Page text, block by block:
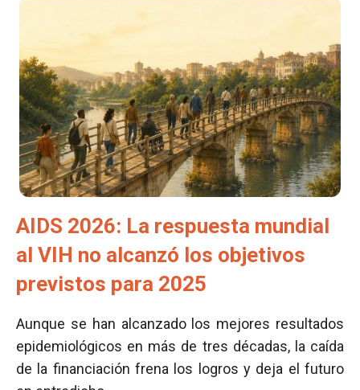
AIDS 2026: La respuesta mundial
al VIH no alcanzó los objetivos
previstos para 2025
Aunque se han alcanzado los mejores resultados
epidemiológicos en más de tres décadas, la caída
de la financiación frena los logros y deja el futuro